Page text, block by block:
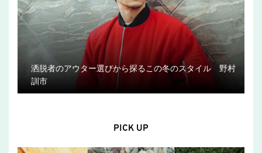
洒脱者のアウター選びから探るこの冬のスタイル 野村
訓市
PICK UP